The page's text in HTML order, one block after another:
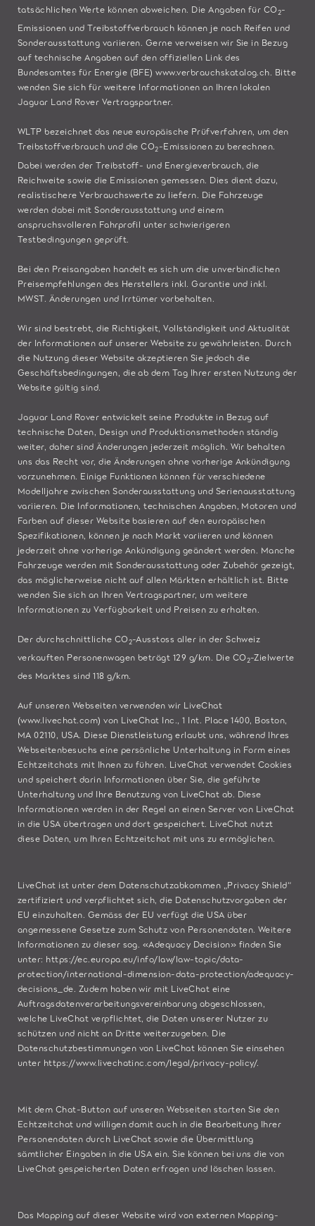
tatsächlichen Werte können abweichen. Die Angaben für CO2-
Emissionen und Treibstoffverbrauch können je nach Reifen und
Sonderausstattung variieren. Gerne verweisen wir Sie in Bezug
auf technische Angaben auf den offiziellen Link des
Bundesamtes für Energie (BFE)www.verbrauchskatalog.ch . Bitte
wenden Sie sich für weitere Informationen an Ihren lokalen
Jaguar Land Rover Vertragspartner.
WLTP bezeichnet das neue europäische Prüfverfahren, um den
Treibstoffverbrauch und die CO2-Emissionen zu berechnen.
Dabei werden der Treibstoff- und Energieverbrauch, die
Reichweite sowie die Emissionen gemessen. Dies dient dazu,
realistischere Verbrauchswerte zu liefern. Die Fahrzeuge
werden dabei mit Sonderausstattung und einem
anspruchsvolleren Fahrprofil unter schwierigeren
Testbedingungen geprüft.
Bei den Preisangaben handelt es sich um die unverbindlichen
Preisempfehlungen des Herstellers inkl. Garantie und inkl.
MWST. Änderungen und Irrtümer vorbehalten.
Wir sind bestrebt, die Richtigkeit, Vollständigkeit und Aktualität
der Informationen auf unserer Website zu gewährleisten. Durch
die Nutzung dieser Website akzeptieren Sie jedoch die
Geschäftsbedingungen, die ab dem Tag Ihrer ersten Nutzung der
Website gültig sind.
Jaguar Land Rover entwickelt seine Produkte in Bezug auf
technische Daten, Design und Produktionsmethoden ständig
weiter, daher sind Änderungen jederzeit möglich. Wir behalten
uns das Recht vor, die Änderungen ohne vorherige Ankündigung
vorzunehmen. Einige Funktionen können für verschiedene
Modelljahre zwischen Sonderausstattung und Serienausstattung
variieren. Die Informationen, technischen Angaben, Motoren und
Farben auf dieser Website basieren auf den europäischen
Spezifikationen, können je nach Markt variieren und können
jederzeit ohne vorherige Ankündigung geändert werden. Manche
Fahrzeuge werden mit Sonderausstattung oder Zubehör gezeigt,
das möglicherweise nicht auf allen Märkten erhältlich ist. Bitte
wenden Sie sich an Ihren Vertragspartner, um weitere
Informationen zu Verfügbarkeit und Preisen zu erhalten.
Der durchschnittliche CO2-Ausstoss aller in der Schweiz
verkauften Personenwagen beträgt 129 g/km. Die CO2-Zielwerte
des Marktes sind 118 g/km.
Auf unseren Webseiten verwenden wir LiveChat
(www.livechat.com) von LiveChat Inc., 1 Int. Place 1400, Boston,
MA 02110, USA. Diese Dienstleistung erlaubt uns, während Ihres
Webseitenbesuchs eine persönliche Unterhaltung in Form eines
Echtzeitchats mit Ihnen zu führen. LiveChat verwendet Cookies
und speichert darin Informationen über Sie, die geführte
Unterhaltung und Ihre Benutzung von LiveChat ab. Diese
Informationen werden in der Regel an einen Server von LiveChat
in die USA übertragen und dort gespeichert. LiveChat nutzt
diese Daten, um Ihren Echtzeitchat mit uns zu ermöglichen.
LiveChat ist unter dem Datenschutzabkommen „Privacy Shield“
zertifiziert und verpflichtet sich, die Datenschutzvorgaben der
EU einzuhalten. Gemäss der EU verfügt die USA über
angemessene Gesetze zum Schutz von Personendaten. Weitere
Informationen zu dieser sog. «Adequacy Decision» finden Sie
unter: https://ec.europa.eu/info/law/law-topic/data-
protection/international-dimension-data-protection/adequacy-
decisions_de . Zudem haben wir mit LiveChat eine
Auftragsdatenverarbeitungsvereinbarung abgeschlossen,
welche LiveChat verpflichtet, die Daten unserer Nutzer zu
schützen und nicht an Dritte weiterzugeben. Die
Datenschutzbestimmungen von LiveChat können Sie einsehen
unter https://www.livechatinc.com/legal/privacy-policy/.
Mit dem Chat-Button auf unseren Webseiten starten Sie den
Echtzeitchat und willigen damit auch in die Bearbeitung Ihrer
Personendaten durch LiveChat sowie die Übermittlung
sämtlicher Eingaben in die USA ein. Sie können bei uns die von
LiveChat gespeicherten Daten erfragen und löschen lassen.
Das Mapping auf dieser Website wird von externen Mapping-